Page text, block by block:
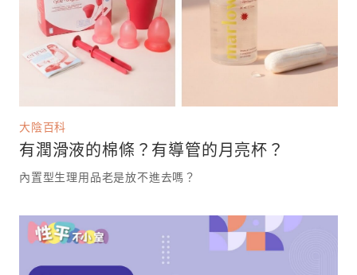
大陰百科
有潤滑液的棉條？有導管的月亮杯？
內置型生理用品老是放不進去嗎？